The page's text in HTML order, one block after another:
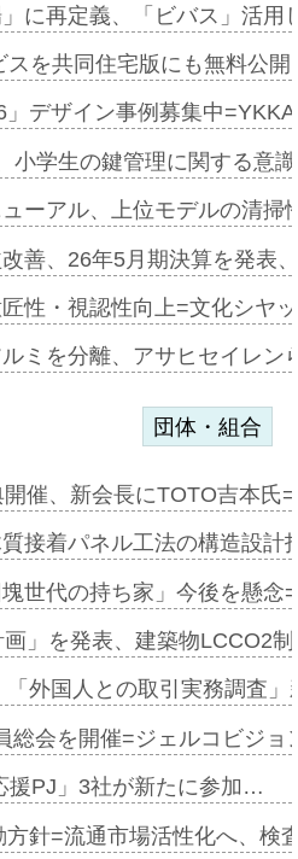
に再定義、「ビバス」活
スを共同住宅版にも無料公
」デザイン事例募集中
小学生の鍵管理に関する意
ューアル、上位モデルの清
善、26年5月期決算を発表
性・視認性向上=文化シヤ
ミを分離、アサヒセイレ
団体・組合
催、新会長にTOTO吉本氏
接着パネル工法の構造設
世代の持ち家」今後を懸
」を発表、建築物LCCO2
「外国人との取引実務調査
総会を開催=ジェルコビジ
援PJ」3社が新たに参加…
方針=流通市場活性化へ、検